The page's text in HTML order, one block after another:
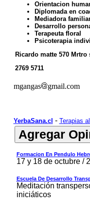
Orientacion
Diplomada en
Mediadora
Desarrollo
Terapeuta floral
Psicoterapia
Ricardo matte 570
2769 5711
mgangas gmail.com
YerbaSana.cl - Terapias
Formacion En Pendulo
17 y 18 de octubre /
Escuela De Desarrollo
Meditación
iniciáticos